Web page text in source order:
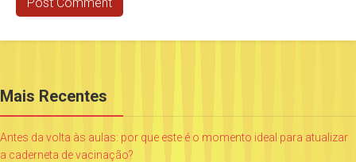
Mais Recentes
Antes da volta às aulas: por que este é o momento ideal para atualizar
a caderneta de vacinação?